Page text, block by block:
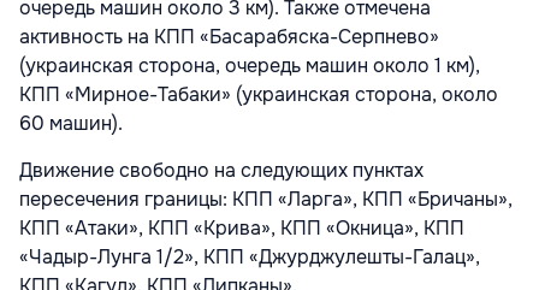
очередь машин около 3 км). Также отмечена
активность на КПП «Басарабяска-Серпнево»
(украинская сторона, очередь машин около 1 км),
КПП «Мирное-Табаки» (украинская сторона, около
60 машин).
Движение свободно на следующих пунктах
пересечения границы: КПП «Ларга», КПП «Бричаны»,
КПП «Атаки», КПП «Крива», КПП «Окница», КПП
«Чадыр-Лунга 1/2», КПП «Джурджулешты-Галац»,